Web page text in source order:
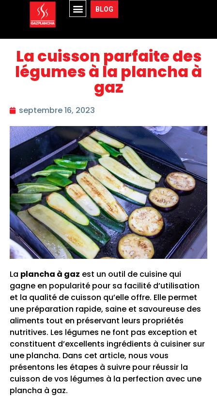
BLOG
La cuisson parfaite des
légumes à la plancha à
gaz
septembre 16, 2023
La plancha à gaz est un outil de cuisine qui
gagne en popularité pour sa facilité d’utilisation
et la qualité de cuisson qu’elle offre. Elle permet
une préparation rapide, saine et savoureuse des
aliments tout en préservant leurs propriétés
nutritives. Les légumes ne font pas exception et
constituent d’excellents ingrédients à cuisiner sur
une plancha. Dans cet article, nous vous
présentons les étapes à suivre pour réussir la
cuisson de vos légumes à la perfection avec une
plancha à gaz.